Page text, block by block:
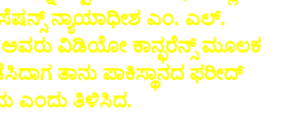
ಸೆಷನ್ಸ್ ನ್ಯಾಯಾಧೀಶ ಎಂ. ಎಲ್.
ವಿಡಿಯೋ ಕಾನ್ಫರೆನ್ಸ್ ಮೂಲಕ
ತಾನು ಪಾಕಿಸ್ಥಾನದ ಫರೀದ್
ಎಂದು ತಿಳಿಸಿದ.